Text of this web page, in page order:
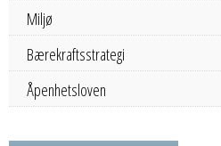
Miljø
Bærekraftsstrategi
Åpenhetsloven